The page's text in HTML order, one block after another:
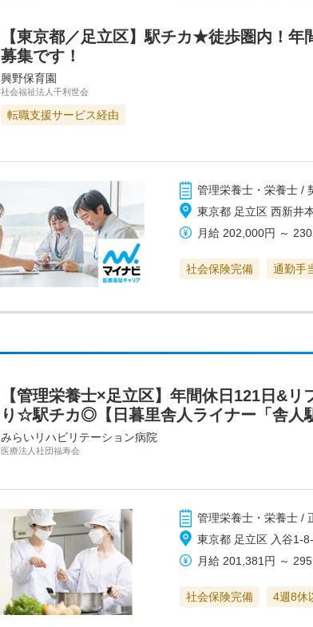
【東京都／足立区】駅チカ★徒歩圏内！
募集です！
興野保育園
社会福祉法人千利世会
転職支援サービス経由
管理栄養士・栄養士 /
東京都 足立区 西新井
月給 202,000円 ～
社会保険完備 通勤手
【管理栄養士×足立区】年間休日121日&
り☆駅チカ◎【日暮里舎人ライナー「舎人
みらいリハビリテーション病院
医療法人社団福寿会
管理栄養士・栄養士 /
東京都 足立区 入谷1-
月給 201,381円 ～
社会保険完備 4週8休